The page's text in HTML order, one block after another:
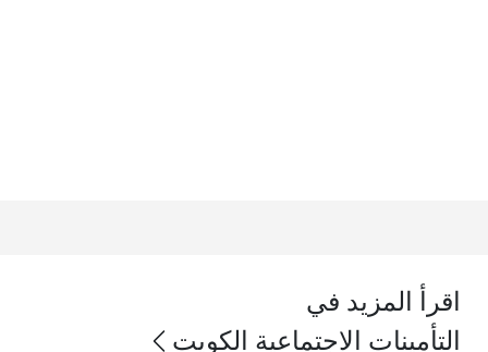
اقرأ المزيد في
التأمينات الاجتماعية الكويت